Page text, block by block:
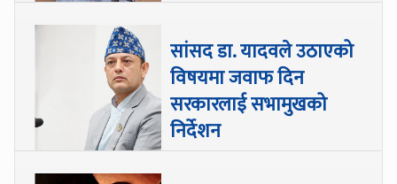
सांसद डा‍‍. यादवले उठाएको
विषयमा जवाफ दिन
सरकारलाई सभामुखको
निर्देशन